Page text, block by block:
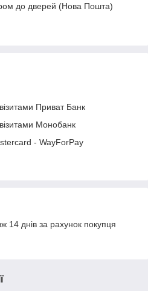
до дверей (Нова Пошта)
Приват Банк
Монобанк
- WayForPay
14 днів за рахунок покупця